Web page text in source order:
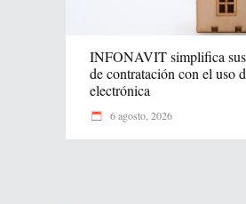
INFONAVIT simplifica sus
de contratación con el uso
electrónica
6 agosto, 2026